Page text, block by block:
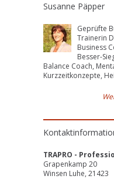
Susanne Päpper
Geprüfte
Trainerin
Business
Besser-
Balance Coach,
Kurzzeitkonzepte,
TRAPRO -
Grapenkamp 20
Winsen Luhe, 21423